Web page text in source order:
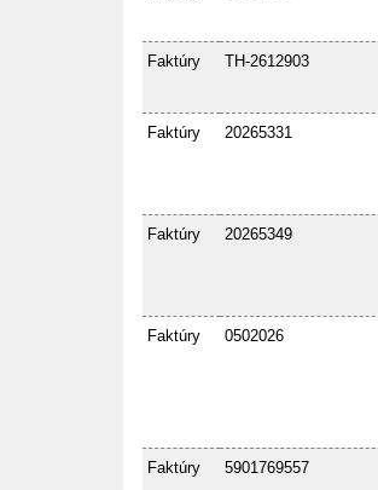
Faktúry TH-2612903
Faktúry 20265331
Faktúry 20265349
Faktúry 0502026
Faktúry 5901769557